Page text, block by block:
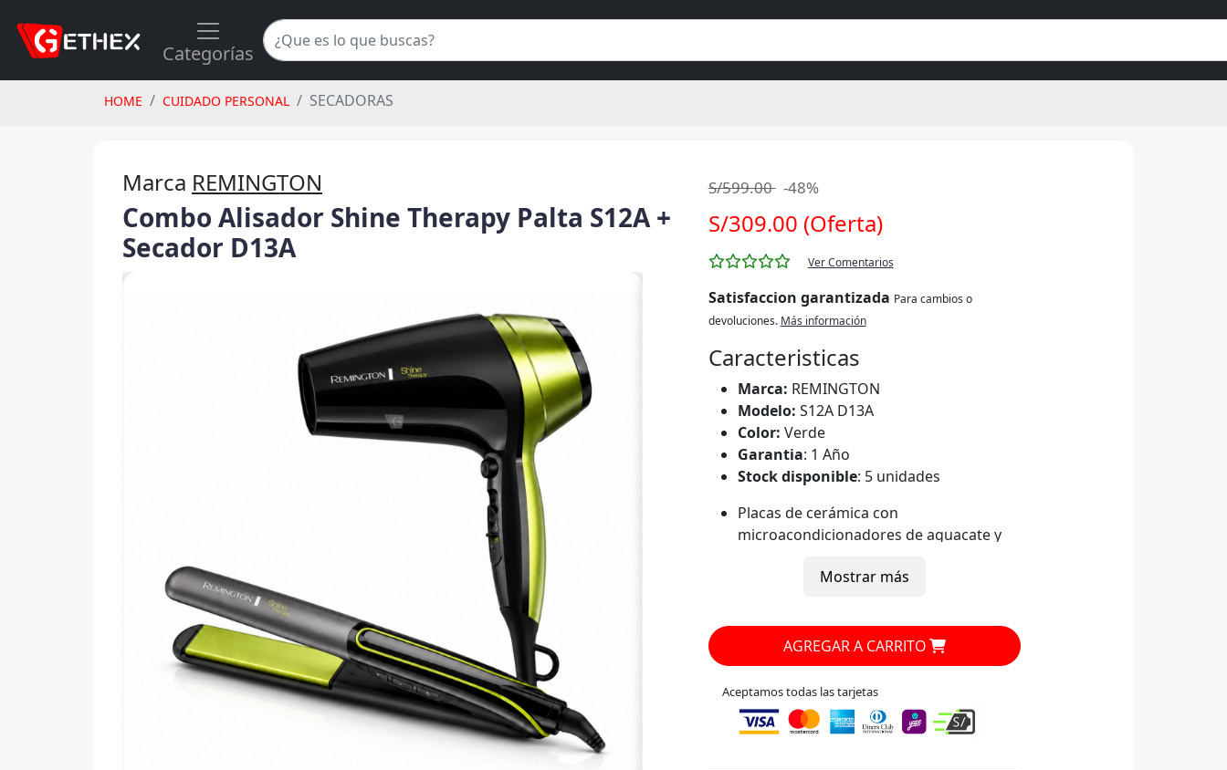
Categorías
HOME CUIDADO PERSONAL SECADORAS
Marca REMINGTON
Combo Alisador Shine Therapy Palta S12A +
Secador D13A
S/599.00-48%
S/309.00 (Oferta)
Ver Comentarios
Satisfaccion garantizada Para cambios o
devoluciones. Más información
Caracteristicas
Marca: REMINGTON
Modelo: S12A D13A
Color: Verde
Garantia: 1 Año
Stock disponible: 5 unidades
Placas de cerámica con
microacondicionadores de aguacate y
Cabello más brillante, suave y libre de
Secador de 2100W con tecnología iónica
avanzada.
Ideal para todo tipo de cabello.
Mostrar más
AGREGAR A CARRITO
Aceptamos todas las tarjetas